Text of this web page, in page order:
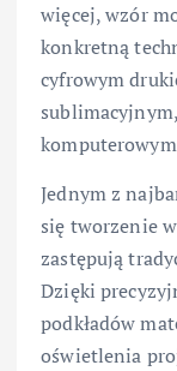
więcej, wzór
konkretną
cyfrowym
Jednym z
się tworzenie
zastępują
Dzięki
podkładów
oświetlenia